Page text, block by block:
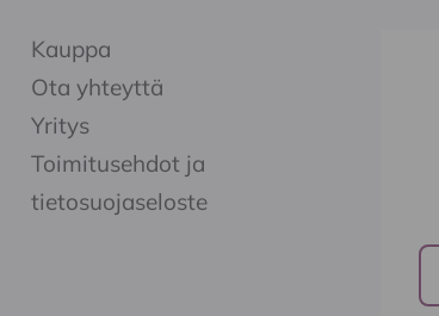
Kauppa
Ota yhteyttä
Yritys
Toimitusehdot ja
tietosuojaseloste